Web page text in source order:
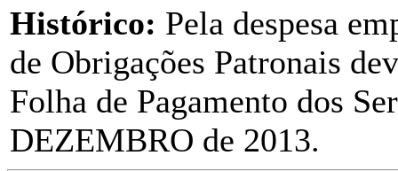
Histórico: Pela despesa
de Obrigações Patronais
Folha de Pagamento dos
DEZEMBRO de 2013.